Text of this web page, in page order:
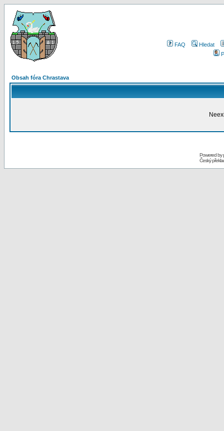
FAQ
Hledat
Obsah fóra Chrastava
Powered by
Český